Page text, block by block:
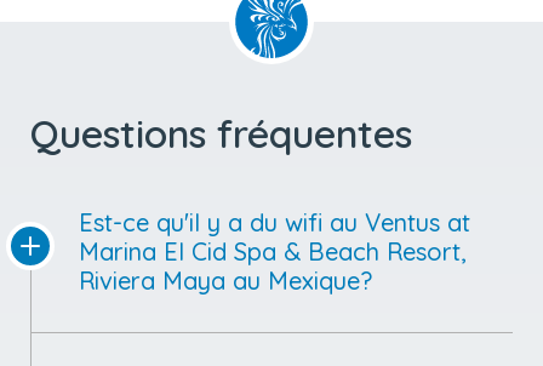
Questions fréquentes
Est-ce qu'il y a du wifi au Ventus at
Marina El Cid Spa & Beach Resort,
Riviera Maya au Mexique?